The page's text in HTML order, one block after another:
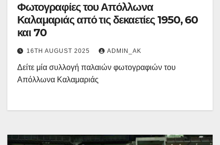
Φωτογραφίες του Απόλλωνα
Καλαμαριάς από τις δεκαετίες 1950, 60
και 70
16TH AUGUST 2025 ADMIN_AK
Δείτε μία συλλογή παλαιών φωτογραφιών του
Απόλλωνα Καλαμαριάς